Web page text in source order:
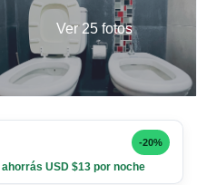
Ver 25 fotos
-20%
ahorrás USD $13 por noche